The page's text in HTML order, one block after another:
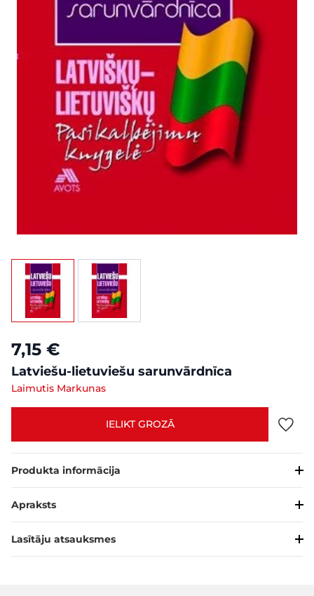
View larger imageView larger image
7,15 €
Latviešu-lietuviešu sarunvārdnīca
Laimutis Markunas
IELIKT GROZĀ
Produkta informācija
Apraksts
Lasītāju atsauksmes